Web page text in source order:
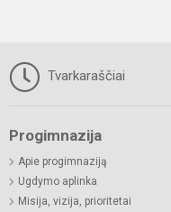
Tvarkaraščiai
Progimnazija
Apie progimnaziją
Ugdymo aplinka
Misija, vizija, prioritetai